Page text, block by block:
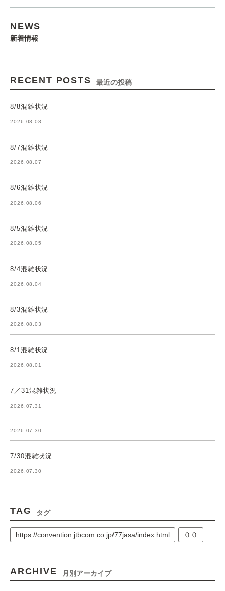
NEWS
新着情報
RECENT POSTS 最近の投稿
8/8混雑状況
2026.08.08
8/7混雑状況
2026.08.07
8/6混雑状況
2026.08.06
8/5混雑状況
2026.08.05
8/4混雑状況
2026.08.04
8/3混雑状況
2026.08.03
8/1混雑状況
2026.08.01
7／31混雑状況
2026.07.31
2026.07.30
7/30混雑状況
2026.07.30
TAG タグ
https://convention.jtbcom.co.jp/77jasa/index.html ００
ARCHIVE 月別アーカイブ